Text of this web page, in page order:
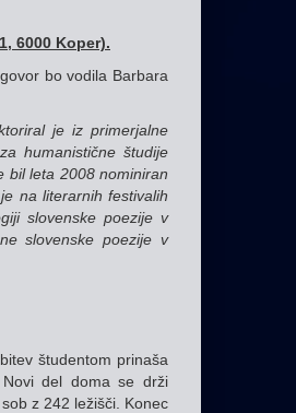
6000 Koper).
bo vodila Barbara
je iz primerjalne
humanistične študije
bil leta 2008 nominiran
na literarnih festivalih
slovenske poezije v
slovenske poezije v
študentom prinaša
del doma se drži
z 242 ležišči. Konec